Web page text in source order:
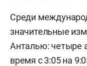
Среди
значительные
Анталью: четыре
время с 3:05 на